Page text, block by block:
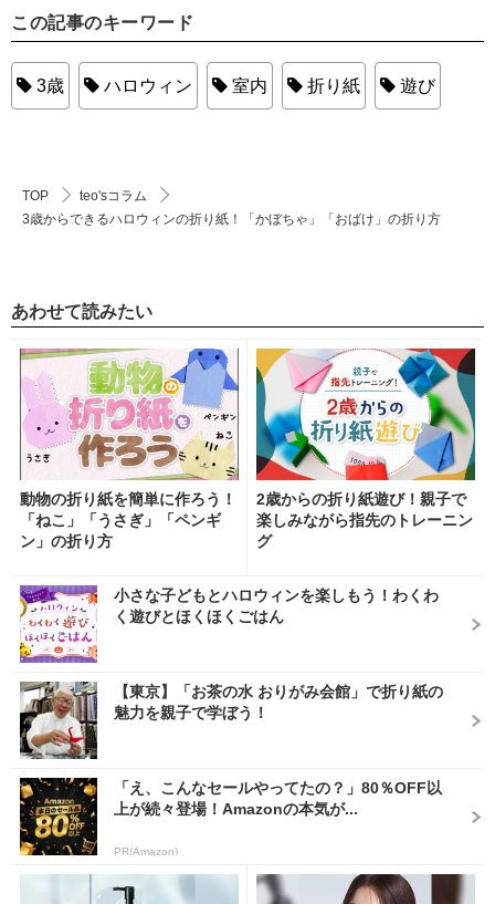
この記事のキーワード
3歳 ハロウィン 室内 折り紙 遊び
TOP
teo'sコラム
3歳からできるハロウィンの折り紙！「かぼちゃ」「おばけ」の折り方
あわせて読みたい
動物の折り紙を簡単に作ろう！
「ねこ」「うさぎ」「ペンギ
ン」の折り方
2歳からの折り紙遊び！親子で
楽しみながら指先のトレーニン
グ
小さな子どもとハロウィンを楽しもう！わくわ
く遊びとほくほくごはん
【東京】「お茶の水 おりがみ会館」で折り紙の
魅力を親子で学ぼう！
「え、こんなセールやってたの？」80％OFF以
上が続々登場！Amazonの本気が...
PR(Amazon)